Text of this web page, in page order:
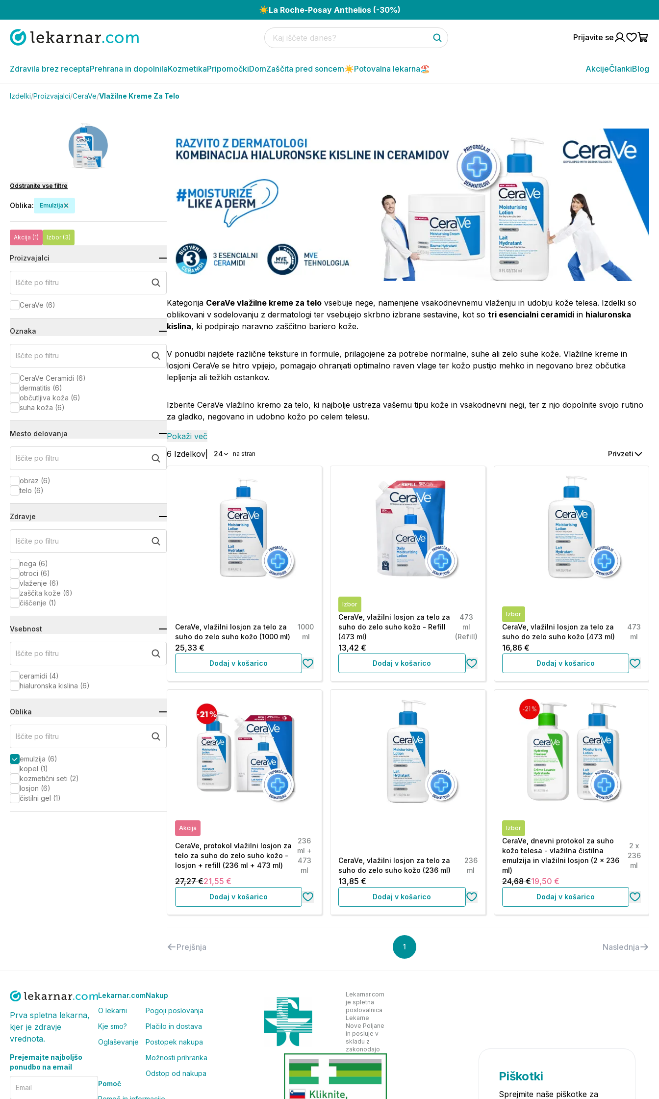
☀️La Roche-Posay Anthelios (-30%)
Prijavite se
Zdravila brez receptaPrehrana in dopolnilaKozmetikaPripomočkiDomZaščita pred soncem☀️Potovalna lekarna🏖️ AkcijeČlankiBlog
Izdelki/Proizvajalci/CeraVe/Vlažilne Kreme Za Telo
Odstranite vse filtre
Oblika: Emulzija
Akcija (1) Izbor (3)
Proizvajalci
Iščite po filtru
CeraVe (6)
Oznaka
Iščite po filtru
CeraVe Ceramidi (6)
dermatitis (6)
občutljiva koža (6)
suha koža (6)
Mesto delovanja
Iščite po filtru
obraz (6)
telo (6)
Zdravje
Iščite po filtru
nega (6)
otroci (6)
vlaženje (6)
zaščita kože (6)
čiščenje (1)
Vsebnost
Iščite po filtru
ceramidi (4)
hialuronska kislina (6)
Oblika
Iščite po filtru
emulzija (6)
kopel (1)
kozmetični seti (2)
losjon (6)
čistilni gel (1)
Kategorija CeraVe vlažilne kreme za telo vsebuje nege, namenjene vsakodnevnemu vlaženju in udobju kože telesa. Izdelki so
oblikovani v sodelovanju z dermatologi ter vsebujejo skrbno izbrane sestavine, kot so tri esencialni ceramidi in hialuronska
kislina, ki podpirajo naravno zaščitno bariero kože.
V ponudbi najdete različne teksture in formule, prilagojene za potrebe normalne, suhe ali zelo suhe kože. Vlažilne kreme in
losjoni CeraVe se hitro vpijejo, pomagajo ohranjati optimalno raven vlage ter kožo pustijo mehko in negovano brez občutka
lepljenja ali težkih ostankov.
Izberite CeraVe vlažilno kremo za telo, ki najbolje ustreza vašemu tipu kože in vsakodnevni negi, ter z njo dopolnite svojo rutino
za gladko, negovano in udobno kožo po celem telesu.
Pokaži več
6 Izdelkov 24 na stran Privzeti
CeraVe, vlažilni losjon za telo za
suho do zelo suho kožo (1000 ml)
1000
ml
25,33 €
Dodaj v košarico
Izbor
CeraVe, vlažilni losjon za telo za
suho do zelo suho kožo - Refill
(473 ml)
473
ml
(Refill)
13,42 €
Dodaj v košarico
Izbor
CeraVe, vlažilni losjon za telo za
suho do zelo suho kožo (473 ml)
473
ml
16,86 €
Dodaj v košarico
Akcija
CeraVe, protokol vlažilni losjon za
telo za suho do zelo suho kožo -
losjon + refill (236 ml + 473 ml)
236
ml +
473
ml
27,27 €21,55 €
Dodaj v košarico
CeraVe, vlažilni losjon za telo za
suho do zelo suho kožo (236 ml)
236
ml
13,85 €
Dodaj v košarico
Izbor
CeraVe, dnevni protokol za suho
kožo telesa - vlažilna čistilna
emulzija in vlažilni losjon (2 x 236
ml)
2 x
236
ml
24,68 €19,50 €
Dodaj v košarico
Prejšnja 1 Naslednja
Prva spletna lekarna,
kjer je zdravje
vrednota.
Prejemajte najboljšo
ponudbo na email
Email
Lekarnar.com
O lekarni
Kje smo?
Oglaševanje
Nakup
Pogoji poslovanja
Plačilo in dostava
Postopek nakupa
Možnosti prihranka
Odstop od nakupa
Pomoč
Lekarnar.com
je spletna
poslovalnica
Lekarne
Nove Poljane
in posluje v
skladu z
zakonodajo
Piškotki
Sprejmite naše piškotke za